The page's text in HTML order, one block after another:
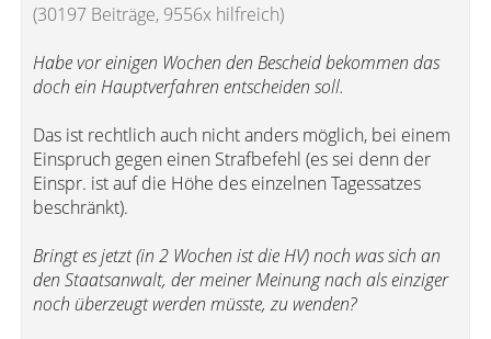
(30197 Beiträge, 9556x hilfreich)
Habe vor einigen Wochen den Bescheid bekommen das
doch ein Hauptverfahren entscheiden soll.
Das ist rechtlich auch nicht anders möglich, bei einem
Einspruch gegen einen Strafbefehl (es sei denn der
Einspr. ist auf die Höhe des einzelnen Tagessatzes
beschränkt).
Bringt es jetzt (in 2 Wochen ist die HV) noch was sich an
den Staatsanwalt, der meiner Meinung nach als einziger
noch überzeugt werden müsste, zu wenden?